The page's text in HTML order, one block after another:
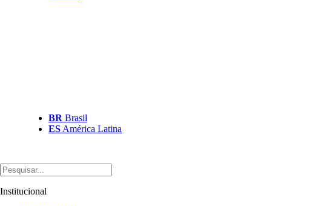
BR Brasil
ES América Latina
Institucional